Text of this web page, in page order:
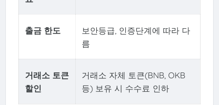
출금 한도
보안등급, 인증단계에 따라 다
름
거래소 토큰
할인
거래소 자체 토큰(BNB, OKB
등) 보유 시 수수료 인하